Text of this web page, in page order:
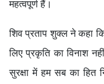
महत्वपूर्ण हैं।
शिव प्रताप शुक्ल ने कहा
लिए प्रकृति का विनाश
सुरक्षा में हम सब का हित